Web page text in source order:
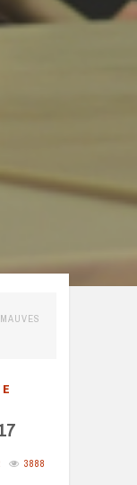
MAUVES
3888